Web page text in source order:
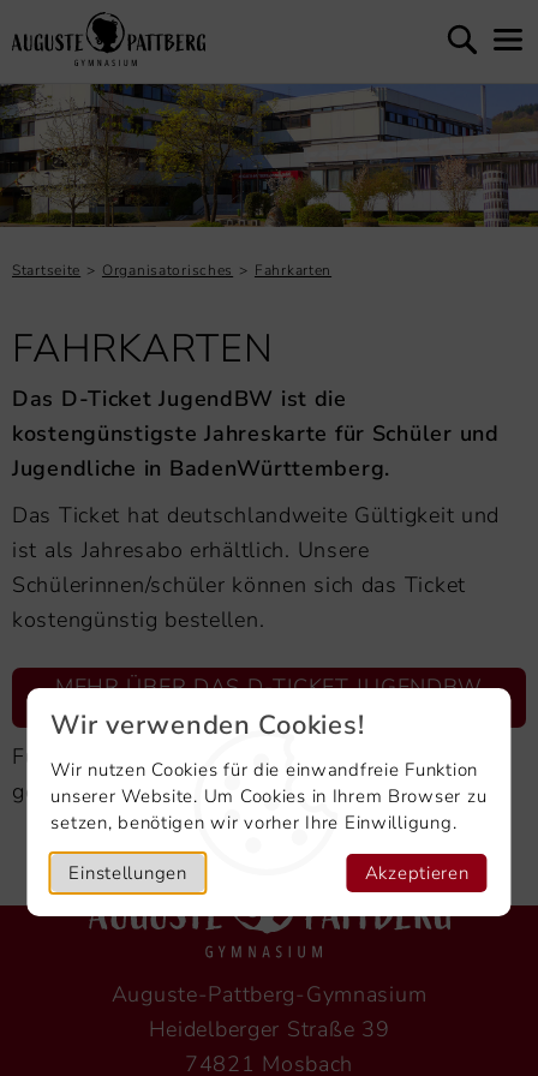
Wir verwenden Cookies!
Wir nutzen Cookies für die einwandfreie Funktion
unserer Website. Um Cookies in Ihrem Browser zu
setzen, benötigen wir vorher Ihre Einwilligung.
Einstellungen Akzeptieren
Startseite Organisatorisches Fahrkarten
FAHRKARTEN
Das D-Ticket JugendBW ist die
kostengünstigste Jahreskarte für Schüler und
Jugendliche in BadenWürttemberg.
Das Ticket hat deutschlandweite Gültigkeit und
ist als Jahresabo erhältlich. Unsere
Schülerinnen/schüler können sich das Ticket
kostengünstig bestellen.
MEHR ÜBER DAS D-TICKET JUGENDBW
ERFAHREN
Für Fragen steht Ihnen unser
Sekretariats-Team
gerne zur Verfügung.
Auguste-Pattberg-Gymnasium
Heidelberger Straße 39
74821 Mosbach